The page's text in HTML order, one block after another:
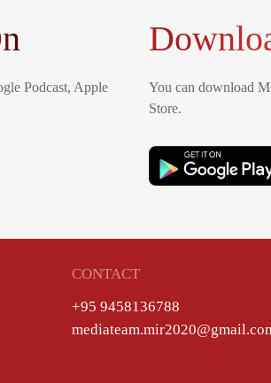
Podcast, Apple
You can download
Store.
CONTACT
+95 9458136788